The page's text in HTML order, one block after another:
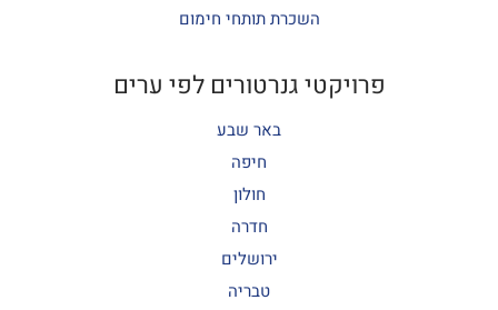
השכרת תותחי חימום
פרויקטי גנרטורים לפי ערים
באר שבע
חיפה
חולון
חדרה
ירושלים
טבריה